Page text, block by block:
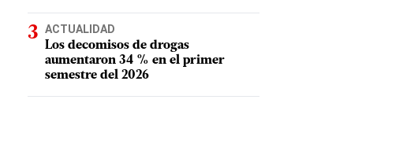
ACTUALIDAD
Los decomisos de drogas
aumentaron 34 % en el primer
semestre del 2026